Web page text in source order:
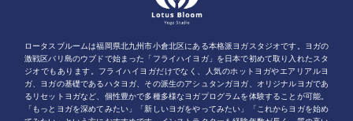
ロータスブルームは福岡県北九州市小倉北区にある本格派ヨガスタジオです。ヨガの
激戦区バリ島のウブドで始まった「フライハイヨガ」を日本で初めて取り入れたスタ
ジオでもあります。フライハイヨガだけでなく、人気のホットヨガやエアリアルヨ
ガ、ヨガの基礎であるハタヨガ、その派生のアシュタンガヨガ、オリジナルヨガであ
るリセットヨガなど、個性豊かで多種多様なヨガプログラムを体験することが可能。
「もっとヨガを深めてみたい」「新しいヨガをやってみたい」「これからヨガを始め